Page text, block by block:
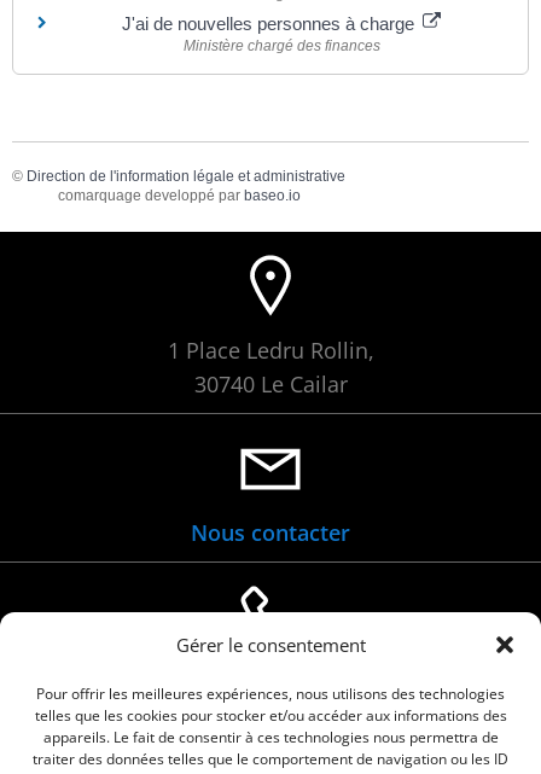
Gérer le consentement
Pour offrir les meilleures expériences, nous utilisons des technologies
telles que les cookies pour stocker et/ou accéder aux informations des
appareils. Le fait de consentir à ces technologies nous permettra de
traiter des données telles que le comportement de navigation ou les ID
J'ai de nouvelles personnes à charge
Ministère chargé des finances
© Direction de l'information légale et administrative
comarquage developpé par baseo.io
1 Place Ledru Rollin,
30740 Le Cailar
Nous contacter
04 66 88 01 05